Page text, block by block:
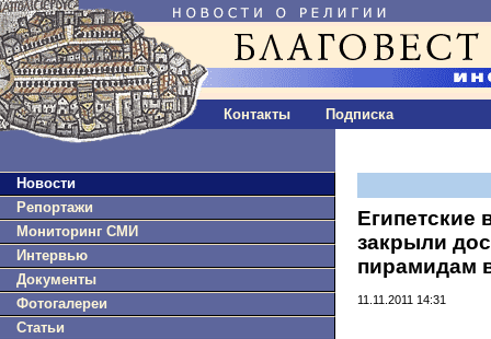
Контакты Подписка
Новости
Репортажи
Мониторинг СМИ
Интервью
Документы
Фотогалереи
Статьи
Египетские
закрыли
пирамидам
11.11.2011 14:31